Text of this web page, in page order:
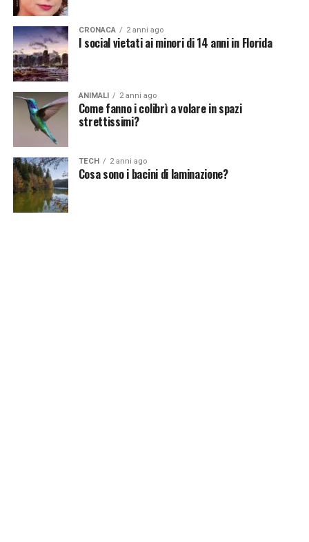
Vuoi essere sempre aggiornato e ricevere le principali
notizie del giorno?Iscriviti alla nostra Newsletter
CRONACA 2 anni ago
I social vietati ai minori di 14 anni in Florida
ANIMALI 2 anni ago
Come fanno i colibrì a volare in spazi
strettissimi?
TECH 2 anni ago
Cosa sono i bacini di laminazione?